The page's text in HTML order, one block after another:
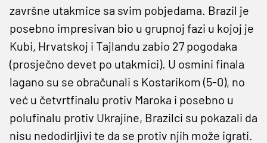
završne utakmice sa svim pobjedama. Brazil je
posebno impresivan bio u grupnoj fazi u kojoj je
Kubi, Hrvatskoj i Tajlandu zabio 27 pogodaka
(prosječno devet po utakmici). U osmini finala
lagano su se obračunali s Kostarikom (5-0), no
već u četvrtfinalu protiv Maroka i posebno u
polufinalu protiv Ukrajine, Brazilci su pokazali da
nisu nedodirljivi te da se protiv njih može igrati.